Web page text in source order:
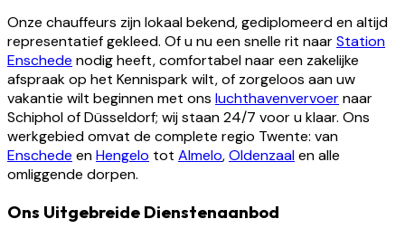
Onze chauffeurs zijn lokaal bekend, gediplomeerd en altijd
representatief gekleed. Of u nu een snelle rit naarStation
Enschede nodig heeft, comfortabel naar een zakelijke
afspraak op het Kennispark wilt, of zorgeloos aan uw
vakantie wilt beginnen met ons luchthavenvervoernaar
Schiphol of Düsseldorf; wij staan 24/7 voor u klaar. Ons
werkgebied omvat de complete regio Twente: van
Enschede enHengelo tot Almelo,Oldenzaalen alle
omliggende dorpen.
Ons Uitgebreide Dienstenaanbod